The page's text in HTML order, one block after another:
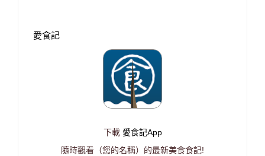
愛食記
下載 愛食記App
隨時觀看（您的名稱）的最新美食食記!